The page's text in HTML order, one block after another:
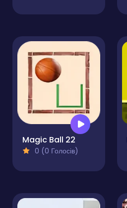
Magic Ball 22
0 (0 Голосів)